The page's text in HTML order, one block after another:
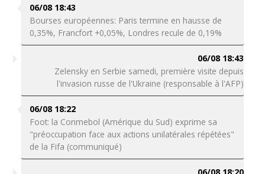
06/08 18:43
Bourses européennes: Paris termine en hausse de
0,35%, Francfort +0,05%, Londres recule de 0,19%
06/08 18:43
Zelensky en Serbie samedi, première visite depuis
l'invasion russe de l'Ukraine (responsable à l'AFP)
06/08 18:22
Foot: la Conmebol (Amérique du Sud) exprime sa
"préoccupation face aux actions unilatérales répétées"
de la Fifa (communiqué)